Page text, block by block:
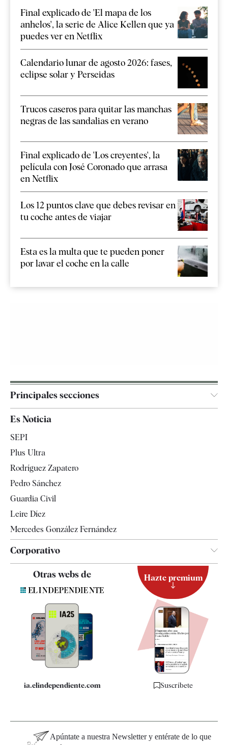
Final explicado de 'El mapa de los
anhelos', la serie de Alice Kellen que ya
puedes ver en Netflix
Calendario lunar de agosto 2026: fases,
eclipse solar y Perseidas
Trucos caseros para quitar las manchas
negras de las sandalias en verano
Final explicado de 'Los creyentes', la
película con José Coronado que arrasa
en Netflix
Los 12 puntos clave que debes revisar en
tu coche antes de viajar
Esta es la multa que te pueden poner
por lavar el coche en la calle
Principales secciones
España
Televisión
Es Noticia
SEPI
Plus Ultra
Rodríguez Zapatero
Pedro Sánchez
Guardia Civil
Leire Díez
Mercedes González Fernández
Corporativo
Contacto
Quiénes somos
Especificaciones
Otras webs de
ia.elindependiente.com
Hazte premium
Suscríbete
Apúntate a nuestra Newsletter y entérate de lo que